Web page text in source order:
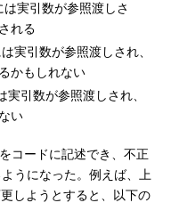
実引数が参照渡しさ
れる
実引数が参照渡しされ、
かもしれない
引数が参照渡しされ、
い
コードに記述でき、不正
うになった。例えば、上
しようとすると、以下の